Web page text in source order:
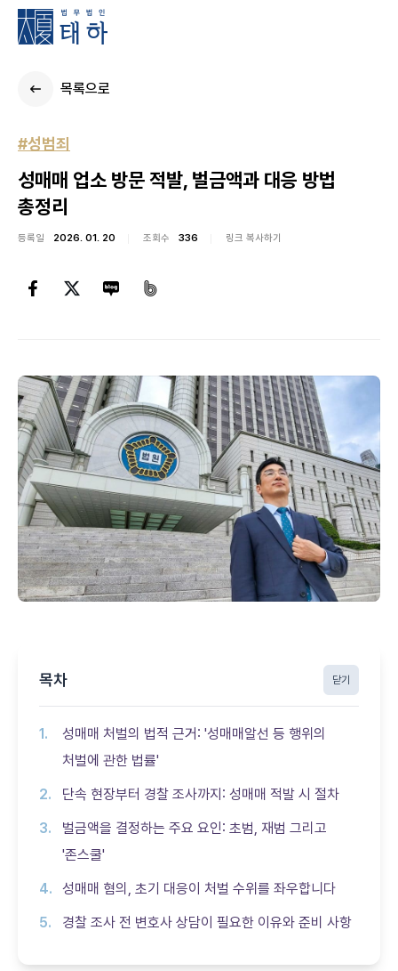
목록으로
#성범죄
성매매 업소 방문 적발, 벌금액과 대응 방법
총정리
등록일 2026. 01. 20 조회수 336 링크 복사하기
목차 닫기
성매매 처벌의 법적 근거: '성매매알선 등 행위의
처벌에 관한 법률'
단속 현장부터 경찰 조사까지: 성매매 적발 시 절차
벌금액을 결정하는 주요 요인: 초범, 재범 그리고
'존스쿨'
성매매 혐의, 초기 대응이 처벌 수위를 좌우합니다
경찰 조사 전 변호사 상담이 필요한 이유와 준비 사항